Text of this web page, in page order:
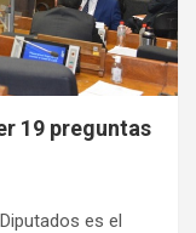
19 preguntas
es el